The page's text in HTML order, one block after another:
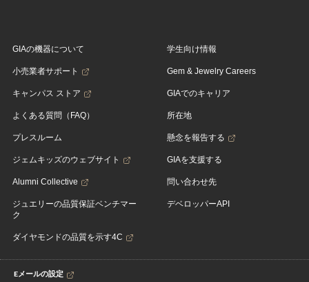
GIAの機器について
小売業者サポート
キャンパス ストア
よくある質問（FAQ）
プレスルーム
ジェムキッズのウェブサイト
Alumni Collective
ジュエリーの品質保証ベンチマー
ク
ダイヤモンドの品質を示す4C
学生向け情報
Gem & Jewelry Careers
GIAでのキャリア
所在地
懸念を報告する
GIAを支援する
問い合わせ先
デベロッパーAPI
Eメールの設定